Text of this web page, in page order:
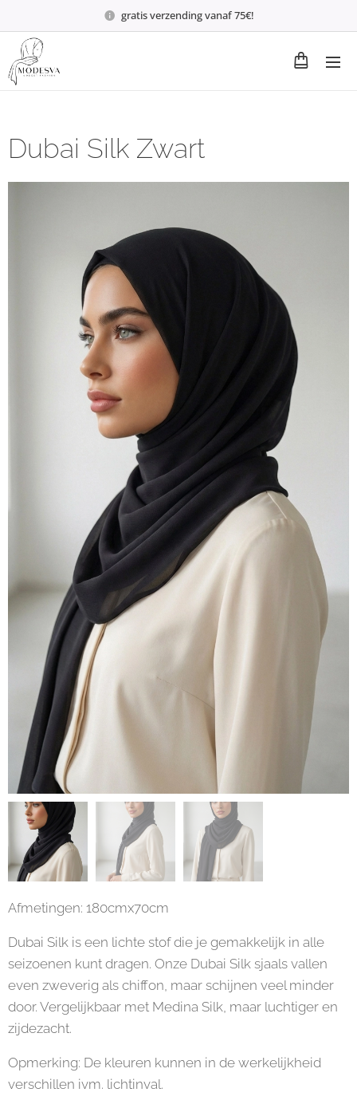
gratis verzending vanaf 75€!
Dubai Silk Zwart
Afmetingen: 180cmx70cm
Dubai Silk is een lichte stof die je gemakkelijk in alle
seizoenen kunt dragen. Onze Dubai Silk sjaals vallen
even zweverig als chiffon, maar schijnen veel minder
door. Vergelijkbaar met Medina Silk, maar luchtiger en
zijdezacht.
Opmerking: De kleuren kunnen in de werkelijkheid
verschillen ivm. lichtinval.